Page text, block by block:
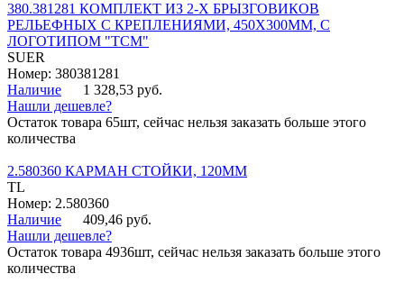
380.381281 КОМПЛЕКТ ИЗ 2-Х БРЫЗГОВИКОВ
РЕЛЬЕФНЫХ С КРЕПЛЕНИЯМИ, 450Х300ММ, С
ЛОГОТИПОМ "ТСМ"
SUER
Номер: 380381281
Наличие
1 328,53 руб.
Нашли дешевле?
Остаток товара 65шт, сейчас нельзя заказать больше этого
количества
2.580360 КАРМАН СТОЙКИ, 120ММ
TL
Номер: 2.580360
Наличие
409,46 руб.
Нашли дешевле?
Остаток товара 4936шт, сейчас нельзя заказать больше этого
количества